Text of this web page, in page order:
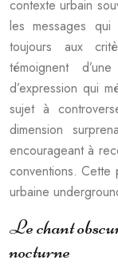
contexte urbain
les messages
toujours aux
témoignent
d’expression qui
sujet à
dimension
encourageant à
conventions. Cette
urbaine
Le chant
nocturne